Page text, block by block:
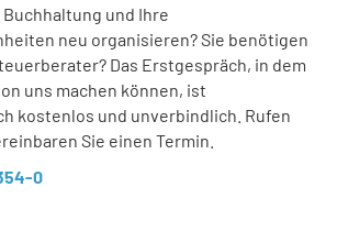
und Ihre
neu organisieren? Sie benötigen
Das Erstgespräch, in dem
uns machen können, ist
kostenlos und unverbindlich. Rufen
Sie einen Termin.
0